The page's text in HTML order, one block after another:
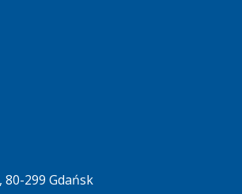
80-299 Gdańsk